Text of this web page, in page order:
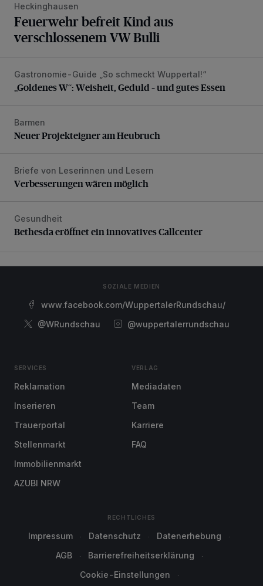
Heckinghausen
Feuerwehr befreit Kind aus
verschlossenem VW Bulli
„Goldenes W“: Weisheit, Geduld – und gutes Essen
Gastronomie-Guide „So schmeckt Wuppertal!“
„Goldenes W“: Weisheit, Geduld – und gutes Essen
Neuer Projekteigner am Heubruch
Barmen
Neuer Projekteigner am Heubruch
Verbesserungen wären möglich
Briefe von Leserinnen und Lesern
Verbesserungen wären möglich
Bethesda eröffnet ein innovatives Callcenter
Gesundheit
Bethesda eröffnet ein innovatives Callcenter
SOZIALE MEDIEN
www.facebook.com/WuppertalerRundschau/
@WRundschau
@wuppertalerrundschau
SERVICES
Reklamation
Inserieren
Trauerportal
Stellenmarkt
Immobilienmarkt
AZUBI NRW
VERLAG
Mediadaten
Team
Karriere
FAQ
RECHTLICHES
Impressum Datenschutz
Datenerhebung
AGB
Barrierefreiheitserklärung
Cookie-Einstellungen